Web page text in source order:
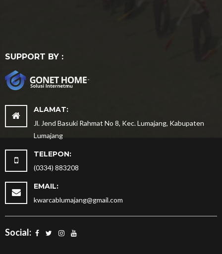
SUPPORT BY :
ALAMAT:
Jl. Jend Basuki Rahmat No 8, Kec. Lumajang, Kabupaten
Lumajang
TELEPON:
(0334) 883208
EMAIL:
kwarcablumajang@gmail.com
Social: